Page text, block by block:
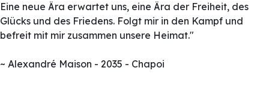
Eine neue Ära erwartet uns, eine Ära der Freiheit, des
Glücks und des Friedens. Folgt mir in den Kampf und
befreit mit mir zusammen unsere Heimat."
~ Alexandré Maison - 2035 - Chapoi